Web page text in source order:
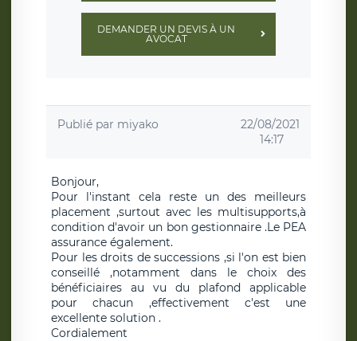
DEMANDER UN DEVIS À UN
AVOCAT
Publié par miyako
22/08/2021
14:17
Bonjour,
Pour l'instant cela reste un des meilleurs
placement ,surtout avec les multisupports,à
condition d'avoir un bon gestionnaire .Le PEA
assurance également.
Pour les droits de successions ,si l'on est bien
conseillé ,notamment dans le choix des
bénéficiaires au vu du plafond applicable
pour chacun ,effectivement c'est une
excellente solution .
Cordialement